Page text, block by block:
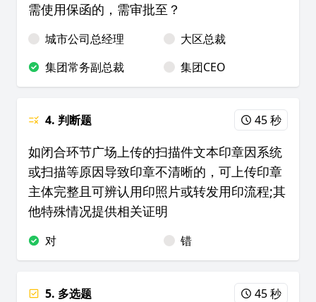
需使用保函的，需审批至？
城市公司总经理
大区总裁
集团常务副总裁
集团CEO
4. 判断题 45 秒
如闭合环节广场上传的扫描件文本印章因系统
或扫描等原因导致印章不清晰的，可上传印章
主体完整且可辨认用印照片或转发用印流程;其
他特殊情况提供相关证明
对 错
5. 多选题 45 秒